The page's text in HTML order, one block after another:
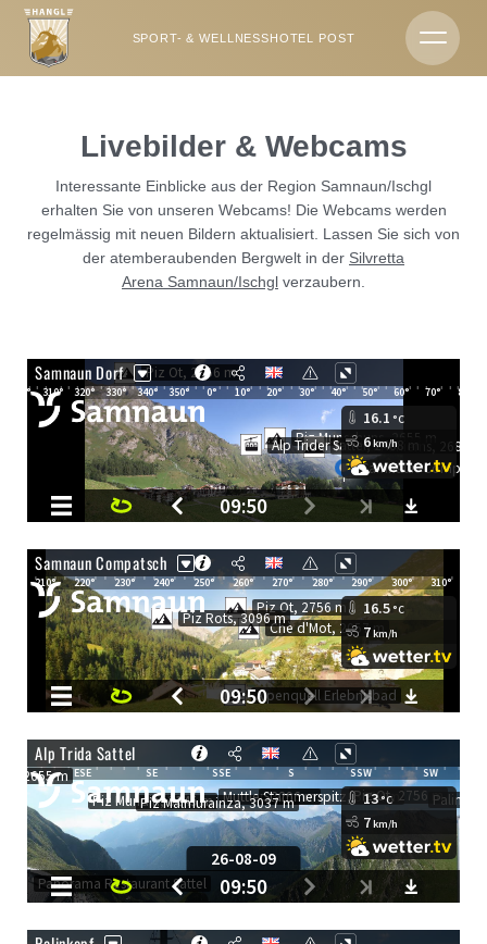
SPORT- & WELLNESSHOTEL POST
Sport- & Wellnesshotel Post
Geschichte & Gastgeber
Wochenprogramm
Lage & Anreise
Veranstaltungen
Shuttleservice
Jobs
Geniessen & feiern
Wellness
Sommer & Winter
DE
EN
Livebilder & Webcams
Interessante Einblicke aus der Region Samnaun/Ischgl
erhalten Sie von unseren Webcams! Die Webcams werden
regelmässig mit neuen Bildern aktualisiert. Lassen Sie sich von
der atemberaubenden Bergwelt in der Silvretta
Arena Samnaun/Ischgl verzaubern.
Genuss & Unterhaltung
Shopping
Sport & Outdoor
DIE HANGL-WELT AUF EINEN BLICK